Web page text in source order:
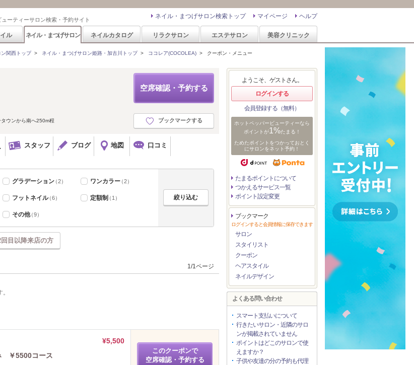
ーティーサロン検索・予約サイト ヘルプ
マイページ
ネイル・まつげサロン検索トップ
ル ネイル・まつげサロン ネイルカタログ リラクサロン エステサロン 美容クリニック
関西トップ> ネイル・まつげサロン姫路・加古川トップ> ココレア(COCOLEA) > クーポン・メニュー
空席確認・予約する
ブックマークする
ウンから南へ250m程
スタッフ ブログ 地図 口コミ
グラデーション（2） ワンカラー（2）
フットネイル（6） 定額制（1）
その他（9）
回目以降来店の方
1/1ページ
¥5,500
￥5500コース
このクーポンで
空席確認・予約する
ようこそ、ゲストさん。
ログインする
会員登録する（無料）
ホットペッパービューティーなら
ポイントが1%たまる！
ためたポイントをつかっておとく
にサロンをネット予約！
たまるポイントについて
つかえるサービス一覧
ポイント設定変更
ブックマーク
ログインすると会員情報に保存できます
サロン
スタイリスト
クーポン
ヘアスタイル
ネイルデザイン
よくある問い合わせ
スマート支払いについて
行きたいサロン・近隣のサロ
ンが掲載されていません
ポイントはどこのサロンで使
えますか？
子供や友達の分の予約も代理